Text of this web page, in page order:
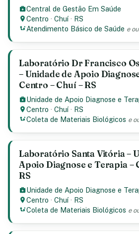
Central de Gestão Em Saúde
Centro ·Chuí · RS
Atendimento Básico de Saúde e
Laboratório Dr Francisco
– Unidade de Apoio
Centro – Chuí – RS
Unidade de Apoio Diagnose e
Centro ·Chuí · RS
Coleta de Materiais Biológicos e
Laboratório Santa Vitória –
Apoio Diagnose e Terapia –
RS
Unidade de Apoio Diagnose e
Centro ·Chuí · RS
Coleta de Materiais Biológicos e